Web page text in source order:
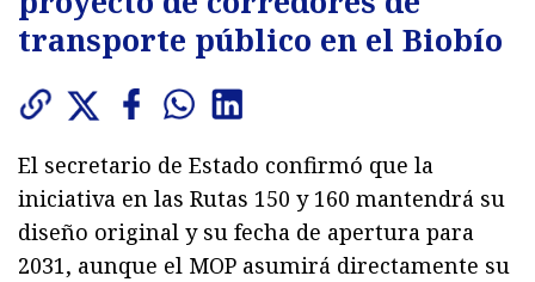
transporte público en el Biobío
El secretario de Estado confirmó que la
iniciativa en las Rutas 150 y 160 mantendrá su
diseño original y su fecha de apertura para
2031, aunque el MOP asumirá directamente su